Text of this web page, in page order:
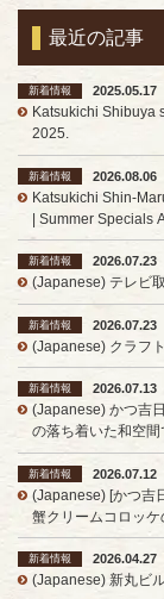
最近の記事
新着情報
2025.05.17
Katsukichi Shibuya
2025.
新着情報
2026.08.06
Katsukichi Shin-
| Summer Specials
新着情報
2026.07.23
(Japanese) テレビ
新着情報
2026.07.23
(Japanese) クラフ
新着情報
2026.07.13
(Japanese) かつ吉
の落ち着いた和空間
新着情報
2026.07.12
(Japanese) [かつ吉
蟹クリームコロッ
新着情報
2026.04.27
(Japanese) 新丸ビ